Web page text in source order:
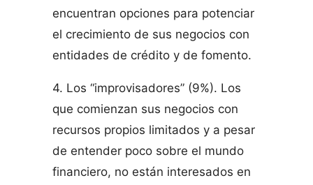
encuentran opciones para potenciar
el crecimiento de sus negocios con
entidades de crédito y de fomento.
4. Los “improvisadores” (9%). Los
que comienzan sus negocios con
recursos propios limitados y a pesar
de entender poco sobre el mundo
financiero, no están interesados en